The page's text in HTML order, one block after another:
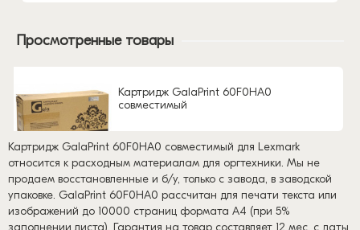
Просмотренные товары
Картридж GalaPrint 60F0HA0
совместимый
Картридж GalaPrint 60F0HA0 совместимый для Lexmark
относится к расходным материалам для оргтехники. Мы не
продаем восстановленные и б/у, только с завода, в заводской
упаковке. GalaPrint 60F0HA0 рассчитан для печати текста или
изображений до 10000 страниц формата А4 (при 5%
заполнении листа). Гарантия на товар составляет 12 мес. с даты